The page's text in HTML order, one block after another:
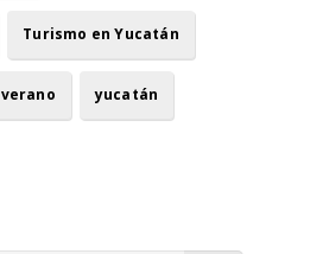
Turismo en Yucatán
verano yucatán